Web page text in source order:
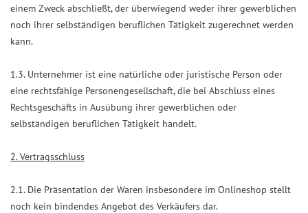
einem Zweck abschließt, der überwiegend weder ihrer gewerblichen
noch ihrer selbständigen beruflichen Tätigkeit zugerechnet werden
kann.
1.3. Unternehmer ist eine natürliche oder juristische Person oder
eine rechtsfähige Personengesellschaft, die bei Abschluss eines
Rechtsgeschäfts in Ausübung ihrer gewerblichen oder
selbständigen beruflichen Tätigkeit handelt.
2. Vertragsschluss
2.1. Die Präsentation der Waren insbesondere im Onlineshop stellt
noch kein bindendes Angebot des Verkäufers dar.